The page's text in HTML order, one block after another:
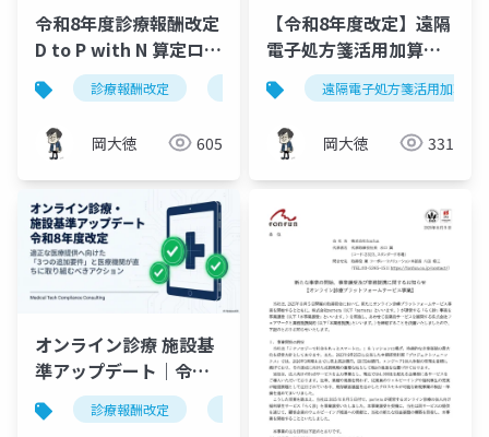
令和8年度診療報酬改定
D to P with N 算定ロジ
ック・ブループリント
｜看護師等同席オンラ
イン診療の評価明確化
を完全解説
診療報酬改定 d to p with n オンライン診療
岡大徳 605
【令和8年度改定】遠隔
電子処方箋活用加算の
完全ガイド｜オンライ
ン診療の算定要件と導
入ステップ
遠隔電子処方箋活用加算
岡大徳 331
オンライン診療 施設基
準アップデート｜令和8
年度改定「3つの追加要
件」
診療報酬改定 オンライン診療 施設基準